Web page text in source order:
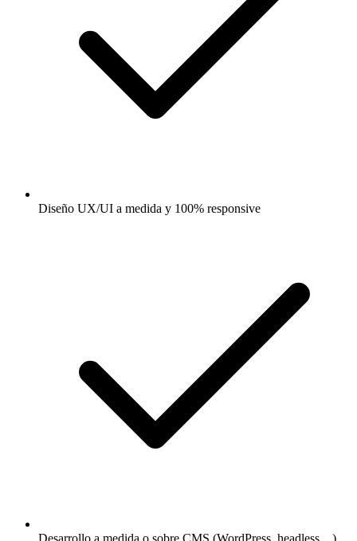
Diseño UX/UI a medida y 100% responsive
Desarrollo a medida o sobre CMS (WordPress, headless…)